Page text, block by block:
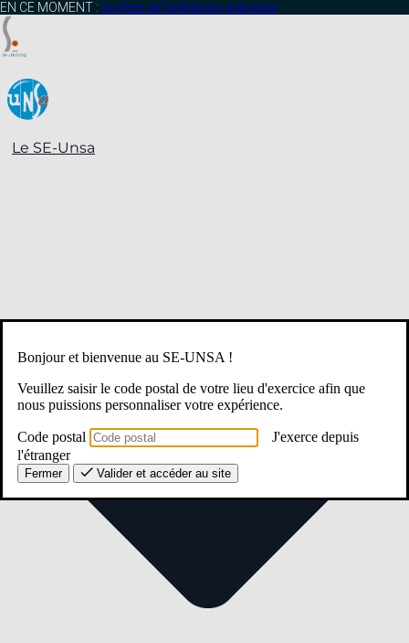
principal
EN CE MOMENT : profitez de l’adhésion anticipée
Le SE-Unsa
Bonjour et bienvenue au SE-UNSA !
Veuillez saisir le code postal de votre lieu d'exercice afin que
nous puissions personnaliser votre expérience.
Code postal
J'exerce depuis
l'étranger
Fermer Valider et accéder au site